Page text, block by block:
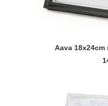
LISÄÄ
Aava